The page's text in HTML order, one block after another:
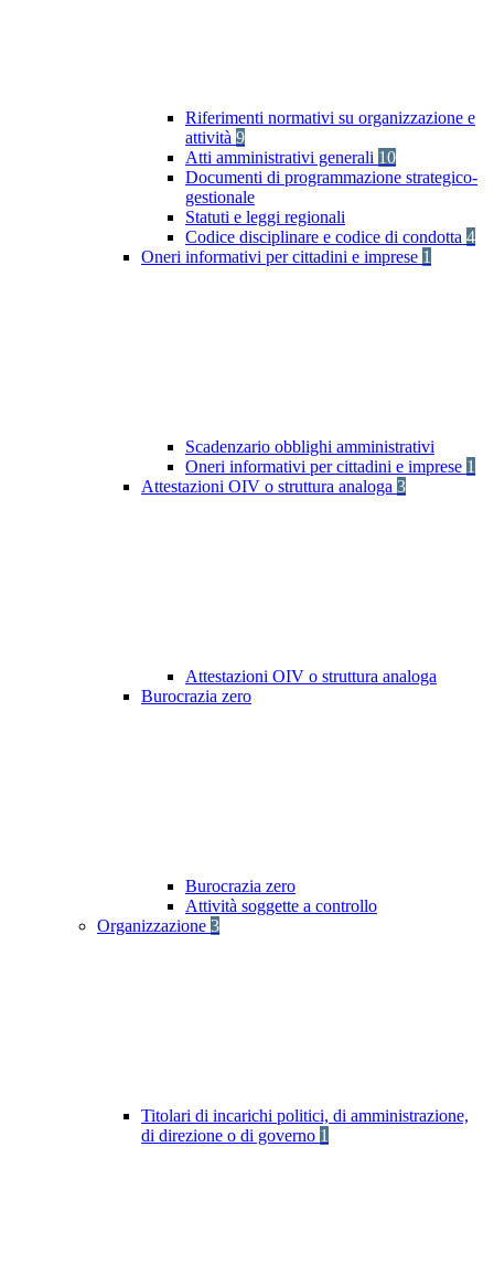
Riferimenti normativi su organizzazione e
attività 9
Atti amministrativi generali 10
Documenti di programmazione strategico-
gestionale
Statuti e leggi regionali
Codice disciplinare e codice di condotta 4
Oneri informativi per cittadini e imprese 1
Scadenzario obblighi amministrativi
Oneri informativi per cittadini e imprese 1
Attestazioni OIV o struttura analoga 3
Attestazioni OIV o struttura analoga
Burocrazia zero
Burocrazia zero
Attività soggette a controllo
Organizzazione 3
Titolari di incarichi politici, di amministrazione,
di direzione o di governo 1